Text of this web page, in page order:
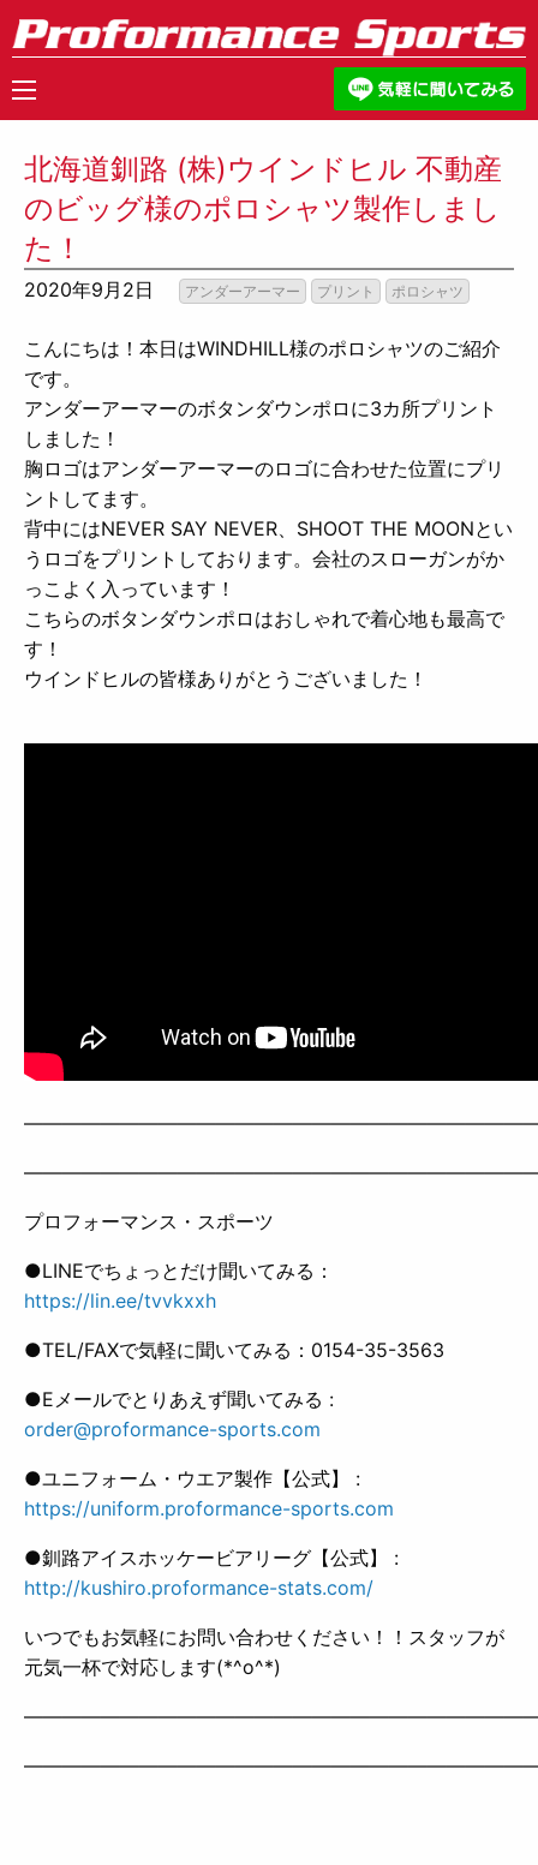
北海道釧路 (株)ウインドヒル 不動産
のビッグ様のポロシャツ製作しまし
た！
2020年9月2日 アンダーアーマー プリント ポロシャツ
こんにちは！ 本日はWINDHILL様のポロシャツのご紹介
です。
アンダーアーマーのボタンダウンポロに3カ所プリント
しました！
胸ロゴはアンダーアーマーのロゴに合わせた位置にプリ
ントしてます。
背中にはNEVER SAY NEVER、SHOOT THE MOONとい
うロゴをプリントしております。会社のスローガンがか
っこよく入っています！
こちらのボタンダウンポロはおしゃれで着心地も最高で
す！
ウインドヒルの皆様ありがとうございました！
プロフォーマンス・スポーツ
●LINEでちょっとだけ聞いてみる：
https://lin.ee/tvvkxxh
●TEL/FAXで気軽に聞いてみる：0154-35-3563
●Eメールでとりあえず聞いてみる :
order@proformance-sports.com
●ユニフォーム・ウエア製作【公式】 :
https://uniform.proformance-sports.com
●釧路アイスホッケービアリーグ【公式】 :
http://kushiro.proformance-stats.com/
いつでもお気軽にお問い合わせください！！スタッフが
元気一杯で対応します(*^o^*)